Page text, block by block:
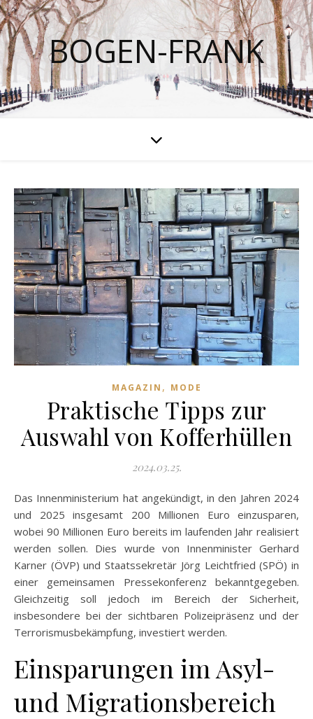
BOGEN-FRANK
MAGAZIN , MODE
Praktische Tipps zur
Auswahl von Kofferhüllen
2024.03.25.
Das Innenministerium hat angekündigt, in den Jahren 2024
und 2025 insgesamt 200 Millionen Euro einzusparen,
wobei 90 Millionen Euro bereits im laufenden Jahr realisiert
werden sollen. Dies wurde von Innenminister Gerhard
Karner (ÖVP) und Staatssekretär Jörg Leichtfried (SPÖ) in
einer gemeinsamen Pressekonferenz bekanntgegeben.
Gleichzeitig soll jedoch im Bereich der Sicherheit,
insbesondere bei der sichtbaren Polizeipräsenz und der
Terrorismusbekämpfung, investiert werden.
Einsparungen im Asyl-
und Migrationsbereich